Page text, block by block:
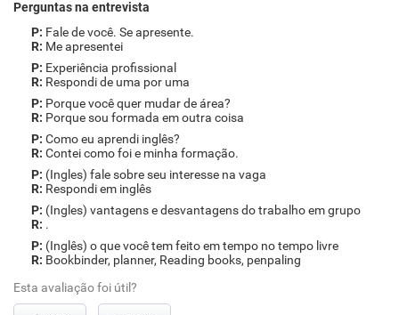
Perguntas na entrevista
Fale de você. Se apresente.
Me apresentei
Experiência profissional
Respondi de uma por uma
Porque você quer mudar de área?
Porque sou formada em outra coisa
Como eu aprendi inglês?
Contei como foi e minha formação.
(Ingles) fale sobre seu interesse na vaga
Respondi em inglês
(Ingles) vantagens e desvantagens do trabalho em grupo
.
(Inglês) o que você tem feito em tempo no tempo livre
Bookbinder, planner, Reading books, penpaling
Esta avaliação foi útil?